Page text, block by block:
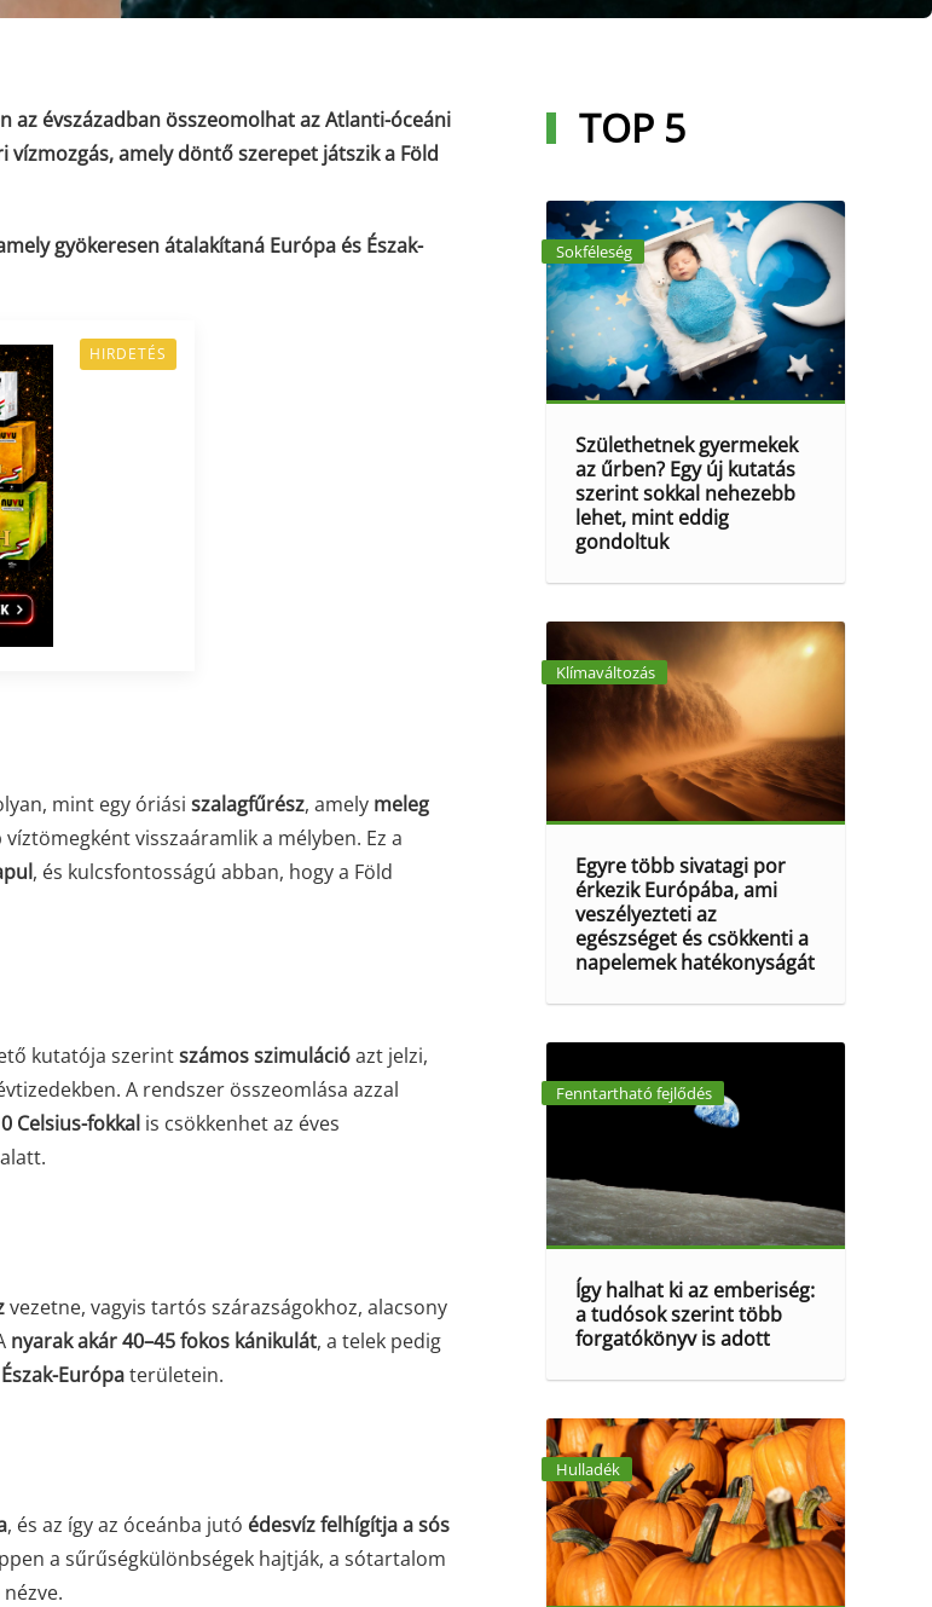
az évszázadban összeomolhat az Atlanti-óceáni
vízmozgás, amely döntő szerepet játszik a Föld
gyökeresen átalakítaná Európa és Észak-
HIRDETÉS
mint egy óriási szalagfűrész, amely meleg
visszaáramlik a mélyben. Ez a
, és kulcsfontosságú abban, hogy a Föld
kutatója szerintszámos szimulációazt jelzi,
A rendszer összeomlása azzal
Celsius-fokkal is csökkenhet az éves
alatt.
vezetne, vagyis tartós szárazságokhoz, alacsony
nyarak akár 40–45 fokos kánikulát, a telek pedig
Európaterületein.
, és az így az óceánba jutó édesvíz felhígítja a sós
a sűrűségkülönbségek hajtják, a sótartalom
TOP 5
Sokféleség
Születhetnek gyermekek
az űrben? Egy új kutatás
szerint sokkal nehezebb
lehet, mint eddig
gondoltuk
Klímaváltozás
Egyre több sivatagi por
érkezik Európába, ami
veszélyezteti az
egészséget és csökkenti a
napelemek hatékonyságát
Fenntartható fejlődés
Így halhat ki az emberiség:
a tudósok szerint több
forgatókönyv is adott
Hulladék